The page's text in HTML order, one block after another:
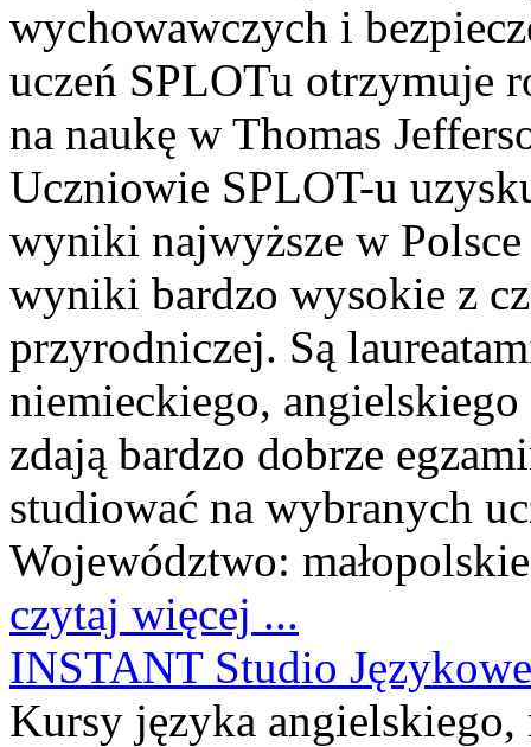
wychowawczych i
uczeń SPLOTu otrzymuje
na naukę w Thomas
Uczniowie SPLOT-u
wyniki najwyższe w
wyniki bardzo wysokie z
przyrodniczej. Są
niemieckiego,
zdają bardzo dobrze
studiować na wybranych
Województwo: małopolskie
czytaj więcej ...
INSTANT Studio Językowe
Kursy języka